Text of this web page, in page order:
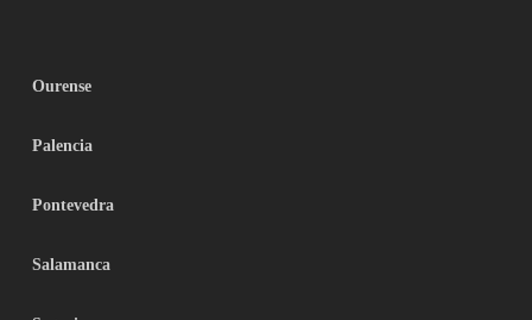
Ourense
Palencia
Pontevedra
Salamanca